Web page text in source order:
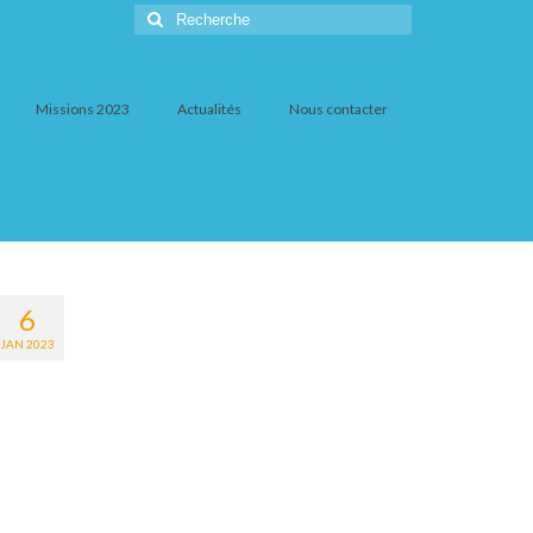
Rechercher
:
Missions 2023 Actualités Nous contacter
6
JAN 2023